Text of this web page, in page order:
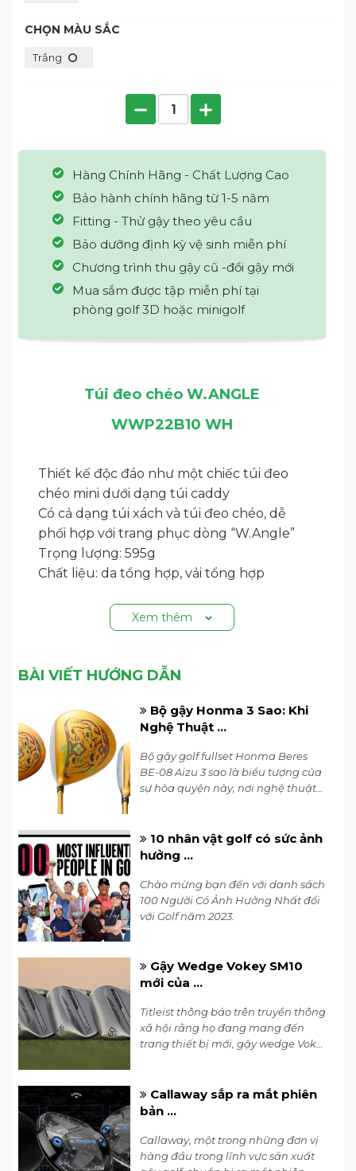
CHỌN MÀU SẮC
Trắng
Hàng Chính Hãng - Chất Lượng Cao
Bảo hành chính hãng từ 1-5 năm
Fitting - Thử gậy theo yêu cầu
Bảo dưỡng định kỳ vệ sinh miễn phí
Chương trình thu gậy cũ -đổi gậy mới
Mua sắm được tập miễn phí tại
phòng golf 3D hoặc minigolf
Túi đeo chéo W.ANGLE
WWP22B10 WH
Thiết kế độc đáo như một chiếc túi đeo
chéo mini dưới dạng túi caddy
Có cả dạng túi xách và túi đeo chéo, dễ
phối hợp với trang phục dòng “W.Angle”
Trọng lượng: 595g
Chất liệu: da tổng hợp, vải tổng hợp
Xem thêm
BÀI VIẾT HƯỚNG DẪN
Bộ gậy Honma 3 Sao: Khi
Nghệ Thuật ...
Bộ gậy golf fullset Honma Beres
BE-08 Aizu 3 sao là biểu tượng của
sự hòa quyện này, nơi nghệ thuật
10 nhân vật golf có sức ảnh
hưởng ...
Chào mừng bạn đến với danh sách
100 Người Có Ảnh Hưởng Nhất đối
với Golf năm 2023.
Gậy Wedge Vokey SM10
mới của ...
Titleist thông báo trên truyền thông
xã hội rằng họ đang mang đến
trang thiết bị mới, gậy wedge Vokey
Callaway sắp ra mắt phiên
bản ...
Callaway, một trong những đơn vị
hàng đầu trong lĩnh vực sản xuất